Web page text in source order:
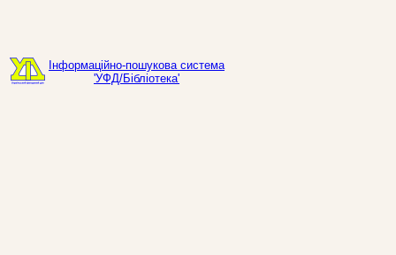
Інформаційно-пошукова система
'УФД/Бібліотека'